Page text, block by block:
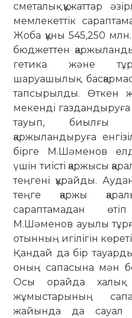
сметалық құжаттар
мемлекеттік
Жоба құны 545,250
бюджеттен
гетика және
шаруашылық
тапсырылды. Өткен
мекенді
тауып, биылғы
қаржыландыруға
бірге М.Шәменов
үшін тиісті қаржысы
теңгені құрайды.
теңге қаржы
сараптамадан
М.Шәменов ауылы
отынның игілігін
Қандай да бір
оның сапасына мән
Осы орайда халық
жұмыстарының
жайында да сауал